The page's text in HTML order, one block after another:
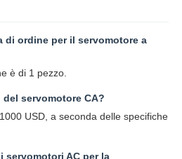
di ordine per il servomotore a
è di 1 pezzo.
servomotore CA?
USD, a seconda delle specifiche
servomotori AC per la